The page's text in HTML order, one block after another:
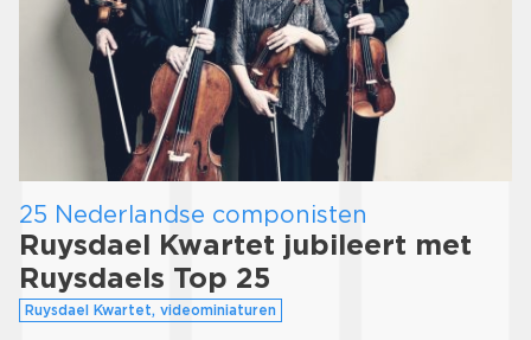
25 Nederlandse componisten
Ruysdael Kwartet jubileert met
Ruysdaels Top 25
Ruysdael Kwartet, videominiaturen